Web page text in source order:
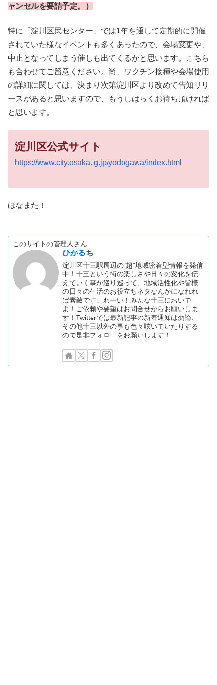
ャンセルを要請予定。）
特に「淀川区民センター」では1年を通して定期的に開催
されていた様なイベントも多くあったので、会場変更や、
中止となってしまう催しも出てくるかと思います。こちら
も合わせてご留意ください。尚、ワクチン接種や会場使用
の詳細に関しては、決まり次第淀川区より改めて告知リリ
ースがあると思いますので、もうしばらくお待ち頂ければ
と思います。
淀川区公式サイト
https://www.city.osaka.lg.jp/yodogawa/index.html
ほなまた！
このサイトの管理人さん
ひかるち
淀川区十三駅周辺の"超"地域密着型情報を発信
中！十三という街の楽しさや日々の変化を伝
えていく事が巡り巡って、地域活性化や皆様
の日々の生活のお役立ちネタなんかになれれ
ば素敵です。わーい！みんな十三においで
よ！ご依頼や要望はお問合せからお願いしま
す！Twitterでは最新記事の新着通知は勿論、
その他十三以外の事も色々呟いていたりする
ので是非フォローをお願いします！